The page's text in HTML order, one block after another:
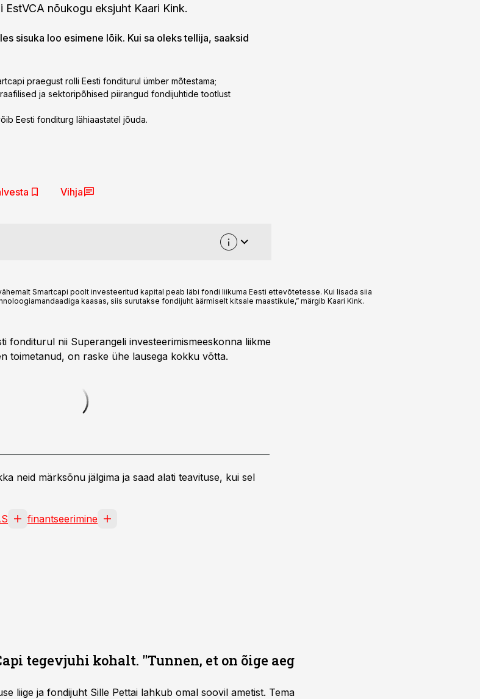
nõukogu eksjuht Kaari Kink.
sisuka loo esimene lõik. Kui sa oleks tellija, saaksid
praegust rolli Eesti fonditurul ümber mõtestama;
ja sektoripõhised piirangud fondijuhtide tootlust
Eesti fonditurg lähiaastatel jõuda.
Vihja
Smartcapi poolt investeeritud kapital peab läbi fondi liikuma Eesti ettevõtetesse. Kui lisada siia
kaasas, siis surutakse fondijuht äärmiselt kitsale maastikule,” märgib Kaari Kink.
fonditurul nii Superangeli investeerimismeeskonna liikme
toimetanud, on raske ühe lausega kokku võtta.
neid märksõnu jälgima ja saad alati teavituse, kui sel
finantseerimine
tegevjuhi kohalt. "Tunnen, et on õige aeg
liige ja fondijuht Sille Pettai lahkub omal soovil ametist. Tema